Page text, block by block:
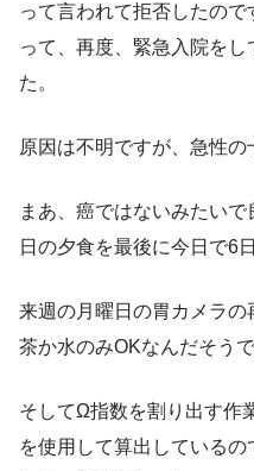
って言われて拒否したの
って、再度、緊急入院を
た。
原因は不明ですが、急性の
まあ、癌ではないみたい
日の夕食を最後に今日で6
来週の月曜日の胃カメラ
茶か水のみOKなんだそう
そしてΩ指数を割り出す作
を使用して算出している